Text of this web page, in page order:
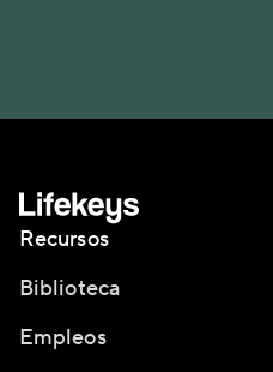
Recursos
Biblioteca
Empleos